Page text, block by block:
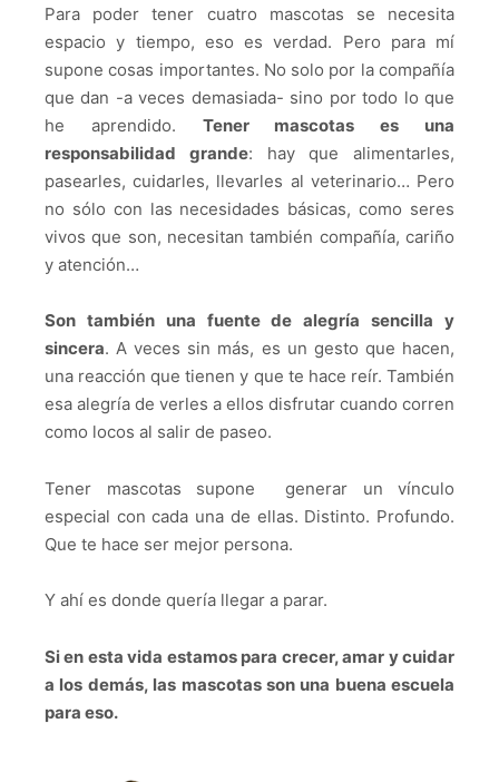
Para poder tener cuatro mascotas se necesita
espacio y tiempo, eso es verdad. Pero para mí
supone cosas importantes. No solo por la compañía
que dan -a veces demasiada- sino por todo lo que
he aprendido. Tener mascotas es una
responsabilidad grande: hay que alimentarles,
pasearles, cuidarles, llevarles al veterinario… Pero
no sólo con las necesidades básicas, como seres
vivos que son, necesitan también compañía, cariño
y atención…
Son también una fuente de alegría sencilla y
sincera. A veces sin más, es un gesto que hacen,
una reacción que tienen y que te hace reír. También
esa alegría de verles a ellos disfrutar cuando corren
como locos al salir de paseo.
Tener mascotas supone generar un vínculo
especial con cada una de ellas. Distinto. Profundo.
Que te hace ser mejor persona.
Y ahí es donde quería llegar a parar.
Si en esta vida estamos para crecer, amar y cuidar
a los demás, las mascotas son una buena escuela
para eso.